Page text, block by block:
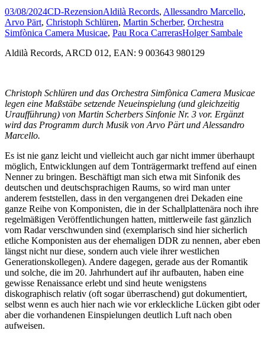
03/08/2024CD-RezensionAldilà Records, Allessandro Marcello,
Arvo Pärt, Christoph Schlüren, Martin Scherber, Orchestra
Simfònica Camera Musicae, Pau Roca CarrerasHolger Sambale
Aldilà Records, ARCD 012, EAN: 9 003643 980129
Christoph Schlüren und das Orchestra Simfònica Camera Musicae
legen eine Maßstäbe setzende Neueinspielung (und gleichzeitig
Uraufführung) von Martin Scherbers Sinfonie Nr. 3 vor. Ergänzt
wird das Programm durch Musik von Arvo Pärt und Alessandro
Marcello.
Es ist nie ganz leicht und vielleicht auch gar nicht immer überhaupt
möglich, Entwicklungen auf dem Tonträgermarkt treffend auf einen
Nenner zu bringen. Beschäftigt man sich etwa mit Sinfonik des
deutschen und deutschsprachigen Raums, so wird man unter
anderem feststellen, dass in den vergangenen drei Dekaden eine
ganze Reihe von Komponisten, die in der Schallplattenära noch ihre
regelmäßigen Veröffentlichungen hatten, mittlerweile fast gänzlich
vom Radar verschwunden sind (exemplarisch sind hier sicherlich
etliche Komponisten aus der ehemaligen DDR zu nennen, aber eben
längst nicht nur diese, sondern auch viele ihrer westlichen
Generationskollegen). Andere dagegen, gerade aus der Romantik
und solche, die im 20. Jahrhundert auf ihr aufbauten, haben eine
gewisse Renaissance erlebt und sind heute wenigstens
diskographisch relativ (oft sogar überraschend) gut dokumentiert,
selbst wenn es auch hier nach wie vor erkleckliche Lücken gibt oder
aber die vorhandenen Einspielungen deutlich Luft nach oben
aufweisen.